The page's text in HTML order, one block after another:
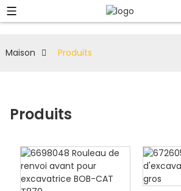
Maison Produits
Produits